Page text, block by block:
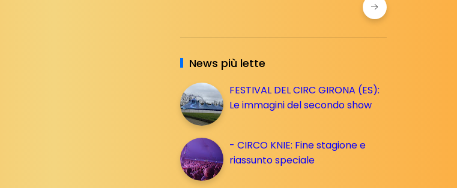
News più lette
FESTIVAL DEL CIRC GIRONA (ES):
Le immagini del secondo show
- CIRCO KNIE: Fine stagione e
riassunto speciale